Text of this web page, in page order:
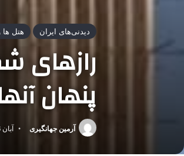
دیدنی‌های ایران هتل ها
رازهای
پنهان
آرمین جهانگیری آبان 26, 1404